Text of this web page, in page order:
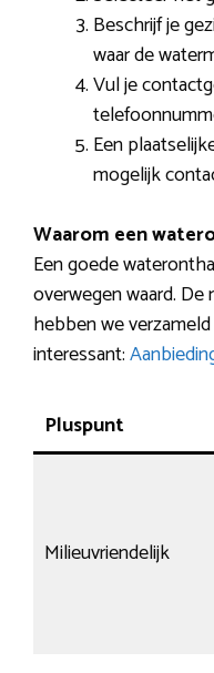
Beschrijf je
waar de
Vul je
Een
mogelijk
Waarom een
Een goede
overwegen waard.
hebben we
interessant:
Pluspunt
Milieuvriendelijk